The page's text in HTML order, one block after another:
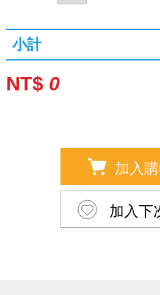
小計
NT$ 0
加入
加入下